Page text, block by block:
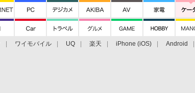
ワイモバイル UQ 楽天 iPhone (iOS) Android